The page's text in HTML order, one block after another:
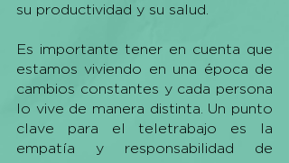
su productividad y su salud.
Es importante tener en cuenta que
estamos viviendo en una época de
cambios constantes y cada persona
lo vive de manera distinta. Un punto
clave para el teletrabajo es la
empatía y responsabilidad de